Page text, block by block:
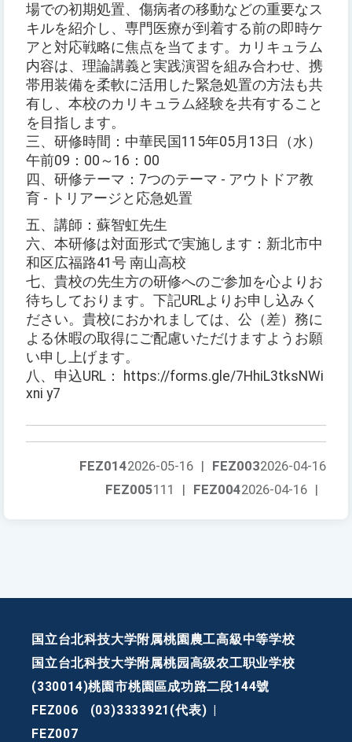
場での初期処置、傷病者の移動などの重要なス
キルを紹介し、専門医療が到着する前の即時ケ
アと対応戦略に焦点を当てます。カリキュラム
内容は、理論講義と実践演習を組み合わせ、携
帯用装備を柔軟に活用した緊急処置の方法も共
有し、本校のカリキュラム経験を共有すること
を目指します。
三、研修時間：中華民国115年05月13日（水）
午前09：00～16：00
四、研修テーマ：7つのテーマ - アウトドア教
育 - トリアージと応急処置
五、講師：蘇智虹先生
六、本研修は対面形式で実施します：新北市中
和区広福路41号 南山高校
七、貴校の先生方の研修へのご参加を心よりお
待ちしております。下記URLよりお申し込みく
ださい。貴校におかれましては、公（差）務に
よる休暇の取得にご配慮いただけますようお願
い申し上げます。
八、申込URL： https://forms.gle/7HhiL3tksNWi
xni y7
FEZ0032026-04-16
FEZ0142026-05-16 |
FEZ0042026-04-16 |
FEZ005111 |
国立台北科技大学附属桃園農工高級中等学校
国立台北科技大学附属桃园高级农工职业学校
(330014)桃園市桃園區成功路二段144號
FEZ006
(03)3333921(代表)
FEZ007